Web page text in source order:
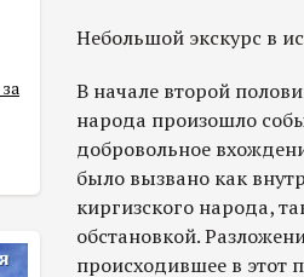
Небольшой экскурс в
В начале второй
народа произошло
добровольное
было вызвано как
киргизского народа,
обстановкой.
происходившее в этот